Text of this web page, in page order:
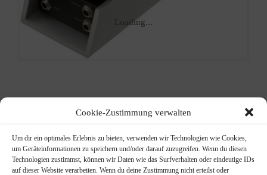
Cookie-Zustimmung verwalten
Um dir ein optimales Erlebnis zu bieten, verwenden wir Technologien wie Cookies,
um Geräteinformationen zu speichern und/oder darauf zuzugreifen. Wenn du diesen
Technologien zustimmst, können wir Daten wie das Surfverhalten oder eindeutige IDs
auf dieser Website verarbeiten. Wenn du deine Zustimmung nicht erteilst oder
Loading...
VOX V860
Volume
Pedal